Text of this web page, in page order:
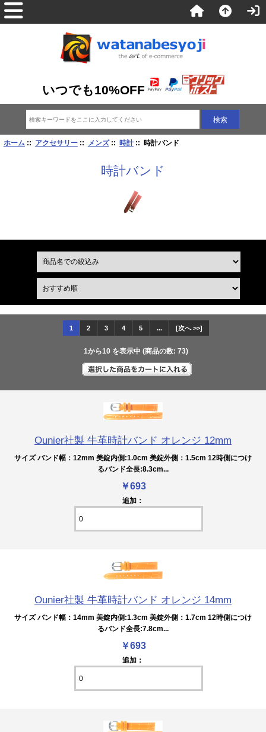
いつでも10%OFF
ホーム :: アクセサリー:: メンズ:: 時計:: 時計バンド
時計バンド
1 2 3 4 5 ... [次へ >>]
1から10 を表示中 (商品の数: 73)
Ounier社製 牛革時計バンド オレンジ 12mm
サイズ バンド幅：12mm 美錠内側:1.0cm 美錠外側：1.5cm 12時側につけ
るバンド全長:8.3cm...
￥693
追加：
Ounier社製 牛革時計バンド オレンジ 14mm
サイズ バンド幅：14mm 美錠内側:1.3cm 美錠外側：1.7cm 12時側につけ
るバンド全長:7.8cm...
￥693
追加：